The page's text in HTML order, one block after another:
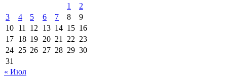
1
2
3
4 5 6 7 8
9
10 11 12 13 14 15 16
17 18 19 20 21 22 23
24 25 26 27 28 29 30
31
« Июл